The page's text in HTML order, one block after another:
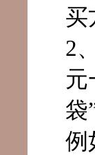
买
2
元
袋
例